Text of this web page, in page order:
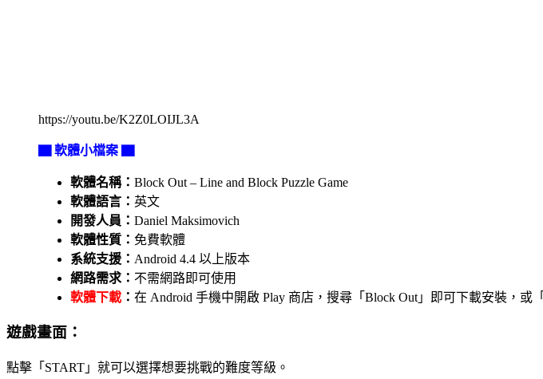
https://youtu.be/K2Z0LOIJL3A
▇ 軟體小檔案 ▇
軟體名稱： Block Out – Line and Block Puzzle Game
軟體語言： 英文
開發人員： Daniel Maksimovich
軟體性質： 免費軟體
系統支援： Android 4.4 以上版本
網路需求： 不需網路即可使用
軟體下載 ： 在 Android 手機中開啟 Play 商店，搜尋「Block Out」即可下載安裝，或「
遊戲畫面：
點擊「START」就可以選擇想要挑戰的難度等級。